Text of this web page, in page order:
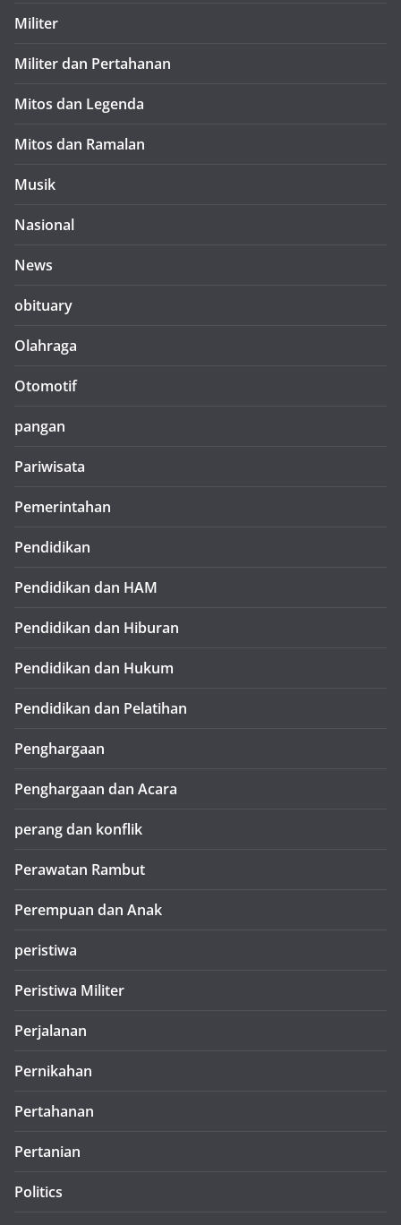
Militer
Militer dan Pertahanan
Mitos dan Legenda
Mitos dan Ramalan
Musik
Nasional
News
obituary
Olahraga
Otomotif
pangan
Pariwisata
Pemerintahan
Pendidikan
Pendidikan dan HAM
Pendidikan dan Hiburan
Pendidikan dan Hukum
Pendidikan dan Pelatihan
Penghargaan
Penghargaan dan Acara
perang dan konflik
Perawatan Rambut
Perempuan dan Anak
peristiwa
Peristiwa Militer
Perjalanan
Pernikahan
Pertahanan
Pertanian
Politics